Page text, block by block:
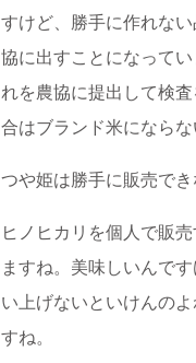
すけど、勝手に作れな
協に出すことになって
れを農協に提出して検
合はブランド米になら
つや姫は勝手に販売で
ヒノヒカリを個人で販
ますね。美味しいんで
い上げないといけんの
すね。